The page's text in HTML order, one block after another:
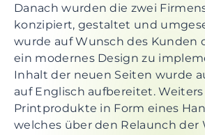
Danach wurden die zwei
konzipiert, gestaltet und
wurde auf Wunsch des Kunden
ein modernes Design zu
Inhalt der neuen Seiten wurde
auf Englisch aufbereitet.
Printprodukte in Form eines
welches über den Relaunch der